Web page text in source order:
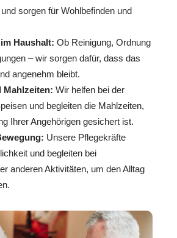
sorgen für Wohlbefinden und
Haushalt: Ob Reinigung, Ordnung
– wir sorgen dafür, dass das
angenehm bleibt.
Mahlzeiten: Wir helfen bei der
und begleiten die Mahlzeiten,
Ihrer Angehörigen gesichert ist.
Unsere Pflegekräfte
und begleiten bei
anderen Aktivitäten, um den Alltag